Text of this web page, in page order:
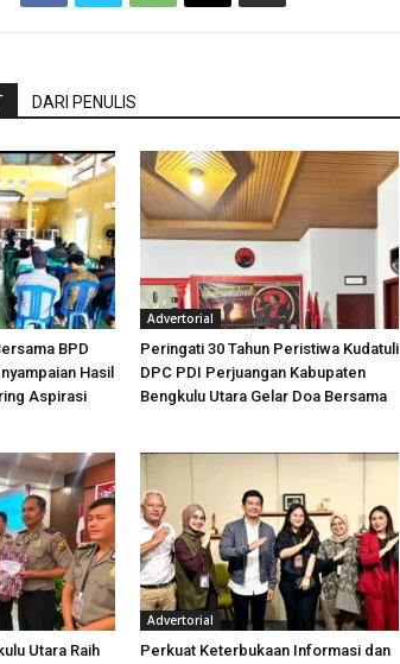
DARI PENULIS
BPD
Hasil
Aspirasi
Advertorial
Peringati 30 Tahun Peristiwa Kudatuli
DPC PDI Perjuangan Kabupaten
Bengkulu Utara Gelar Doa Bersama
Utara Raih
Advertorial
Perkuat Keterbukaan Informasi dan